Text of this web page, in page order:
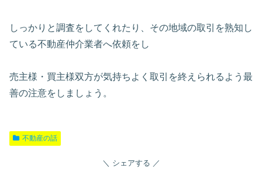
しっかりと調査をしてくれたり、その地域の取引を熟知し
ている不動産仲介業者へ依頼をし
売主様・買主様双方が気持ちよく取引を終えられるよう最
善の注意をしましょう。
不動産の話
シェアする